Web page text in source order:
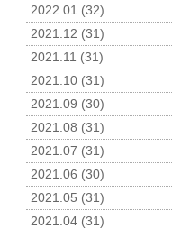
2022.01 (32)
2021.12 (31)
2021.11 (31)
2021.10 (31)
2021.09 (30)
2021.08 (31)
2021.07 (31)
2021.06 (30)
2021.05 (31)
2021.04 (31)